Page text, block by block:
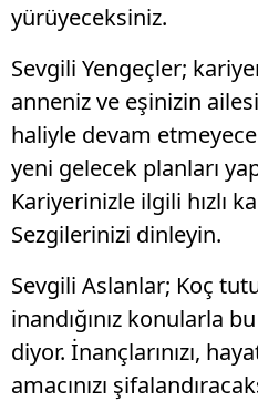
yürüyeceksiniz.
Sevgili Yengeçler;
anneniz ve eşinizin
haliyle devam
yeni gelecek planları
Kariyerinizle ilgili hızlı
Sezgilerinizi dinleyin.
Sevgili Aslanlar; Koç
inandığınız konularla
diyor. İnançlarınızı,
amacınızı